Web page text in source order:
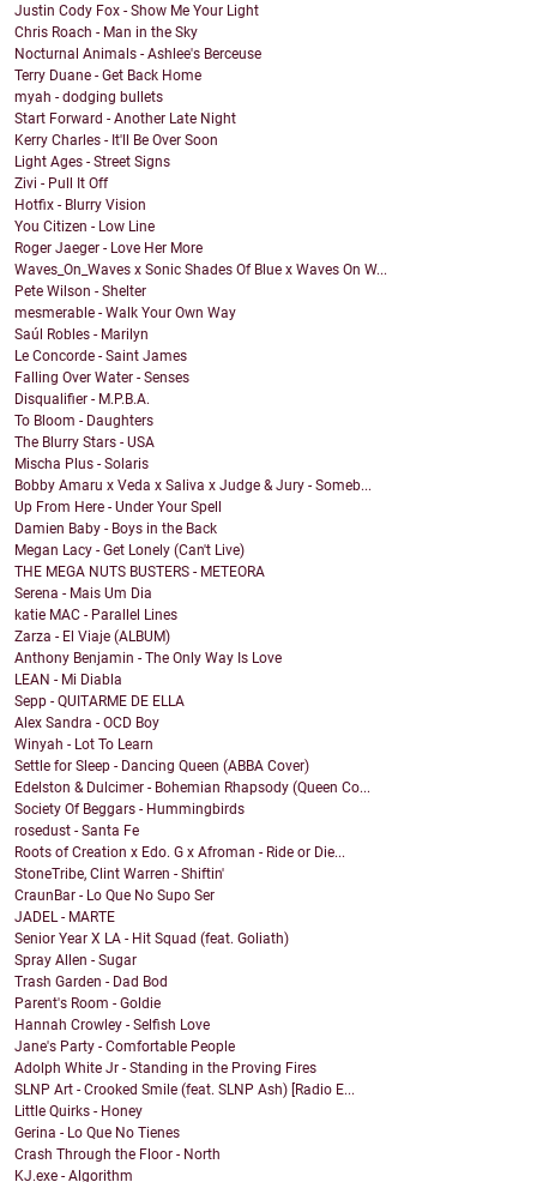
Justin Cody Fox - Show Me Your Light
Chris Roach - Man in the Sky
Nocturnal Animals - Ashlee's Berceuse
Terry Duane - Get Back Home
myah - dodging bullets
Start Forward - Another Late Night
Kerry Charles - It'll Be Over Soon
Light Ages - Street Signs
Zivi - Pull It Off
Hotfix - Blurry Vision
You Citizen - Low Line
Roger Jaeger - Love Her More
Waves_On_Waves x Sonic Shades Of Blue x Waves On W...
Pete Wilson - Shelter
mesmerable - Walk Your Own Way
Saúl Robles - Marilyn
Le Concorde - Saint James
Falling Over Water - Senses
Disqualifier - M.P.B.A.
To Bloom - Daughters
The Blurry Stars - USA
Mischa Plus - Solaris
Bobby Amaru x Veda x Saliva x Judge & Jury - Someb...
Up From Here - Under Your Spell
Damien Baby - Boys in the Back
Megan Lacy - Get Lonely (Can't Live)
THE MEGA NUTS BUSTERS - METEORA
Serena - Mais Um Dia
katie MAC - Parallel Lines
Zarza - El Viaje (ALBUM)
Anthony Benjamin - The Only Way Is Love
LEAN - Mi Diabla
Sepp - QUITARME DE ELLA
Alex Sandra - OCD Boy
Winyah - Lot To Learn
Settle for Sleep - Dancing Queen (ABBA Cover)
Edelston & Dulcimer - Bohemian Rhapsody (Queen Co...
Society Of Beggars - Hummingbirds
rosedust - Santa Fe
Roots of Creation x Edo. G x Afroman - Ride or Die...
StoneTribe, Clint Warren - Shiftin'
CraunBar - Lo Que No Supo Ser
JADEL - MARTE
Senior Year X LA - Hit Squad (feat. Goliath)
Spray Allen - Sugar
Trash Garden - Dad Bod
Parent's Room - Goldie
Hannah Crowley - Selfish Love
Jane's Party - Comfortable People
Adolph White Jr - Standing in the Proving Fires
SLNP Art - Crooked Smile (feat. SLNP Ash) [Radio E...
Little Quirks - Honey
Gerina - Lo Que No Tienes
Crash Through the Floor - North
KJ.exe - Algorithm